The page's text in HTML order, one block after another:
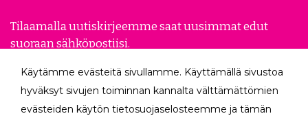
Tilaamalla uutiskirjeemme saat uusimmat edut
suoraan sähköpostiisi.
Käytämme evästeitä sivullamme. Käyttämällä sivustoa
hyväksyt sivujen toiminnan kannalta välttämättömien
evästeiden käytön tietosuojaselosteemme ja tämän